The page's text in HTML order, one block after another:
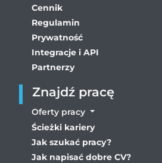
Cennik
Regulamin
Prywatność
Integracje i API
Partnerzy
Znajdź pracę
Oferty pracy
Ścieżki kariery
Jak szukać pracy?
Jak napisać dobre CV?